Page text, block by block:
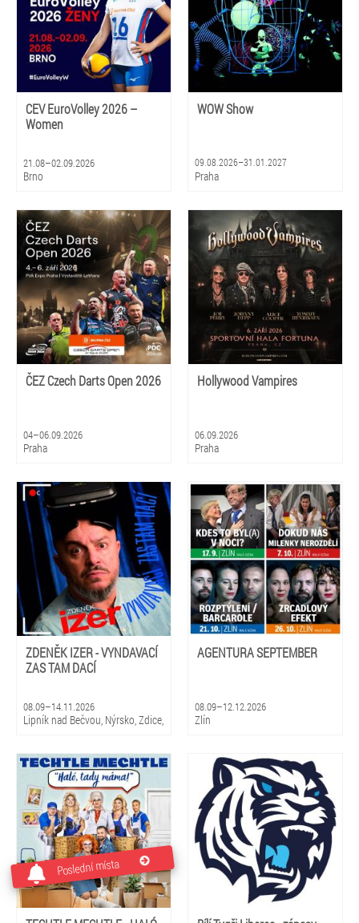
CEV EuroVolley 2026 –
Women
21.08–02.09.2026
Brno
WOW Show
09.08.2026–31.01.2027
Praha
ČEZ Czech Darts Open 2026
04–06.09.2026
Praha
Hollywood Vampires
06.09.2026
Praha
ZDENĚK IZER - VYNDAVACÍ
ZAS TAM DACÍ
08.09–14.11.2026
Lipník nad Bečvou, Nýrsko, Zdice,
Kunštát, Třešť, Žďár nad
Sázavou, Valeč, Bělá pod
Bezdězem
AGENTURA SEPTEMBER
08.09–12.12.2026
Zlín
Poslední místa